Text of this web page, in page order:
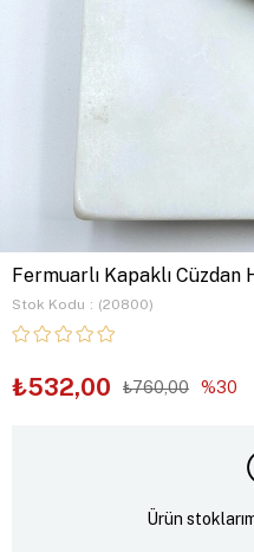
Fermuarlı Kapaklı Cüzdan
Stok Kodu (20800)
₺760,00
₺532,00 30
Ürün